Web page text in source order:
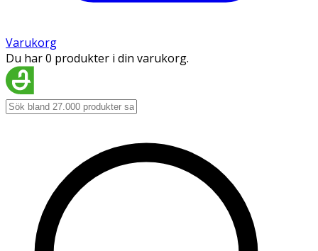
Varukorg
Du har 0 produkter i din varukorg.